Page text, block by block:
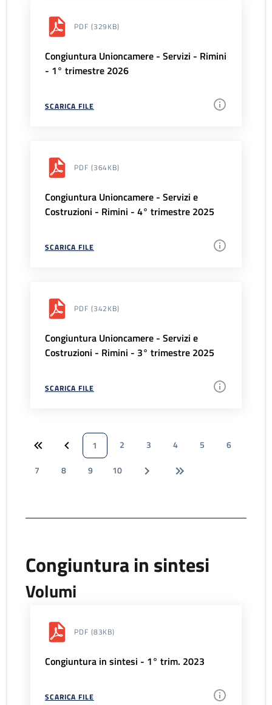
PDF (329KB)
Congiuntura Unioncamere - Servizi - Rimini
- 1° trimestre 2026
SCARICA FILE
PDF (364KB)
Congiuntura Unioncamere - Servizi e
Costruzioni - Rimini - 4° trimestre 2025
SCARICA FILE
PDF (342KB)
Congiuntura Unioncamere - Servizi e
Costruzioni - Rimini - 3° trimestre 2025
SCARICA FILE
1 2 3 4 5
6
7
8 9 10
Congiuntura in sintesi
Volumi
PDF (83KB)
Congiuntura in sintesi - 1° trim. 2023
SCARICA FILE